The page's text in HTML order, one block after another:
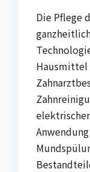
Die Pflege
Hausmittel